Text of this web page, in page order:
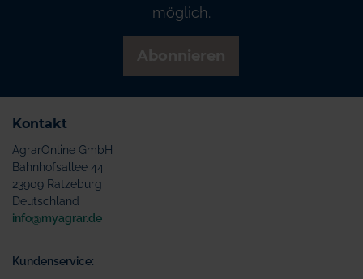
möglich.
Kontakt
AgrarOnline GmbH
Bahnhofsallee 44
23909 Ratzeburg
Deutschland
info@myagrar.de
Kundenservice: